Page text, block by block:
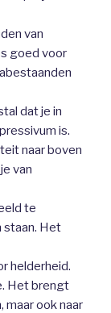
van
goed voor
dat je in
is.
naar boven
van
te
staan. Het
helderheid.
Het brengt
maar ook naar